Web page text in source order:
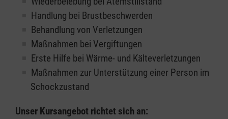
Handlung bei Brustbeschwerden
Behandlung von Verletzungen
Maßnahmen bei Vergiftungen
Erste Hilfe bei Wärme- und Kälteverletzungen
Maßnahmen zur Unterstützung einer Person im
Schockzustand
Unser Kursangebot richtet sich an: